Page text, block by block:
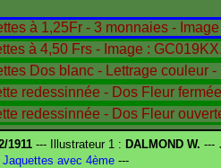
1911--- Illustrateur 1 : DALMOND W. ---
Jaquettes avec 4ème ---